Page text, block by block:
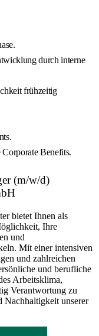
durch interne
frühzeitig
Benefits.
(m/w/d)
bietet Ihnen als
Ihre
und
Mit einer intensiven
und zahlreichen
und berufliche
Arbeitsklima,
Verantwortung zu
Nachhaltigkeit unserer